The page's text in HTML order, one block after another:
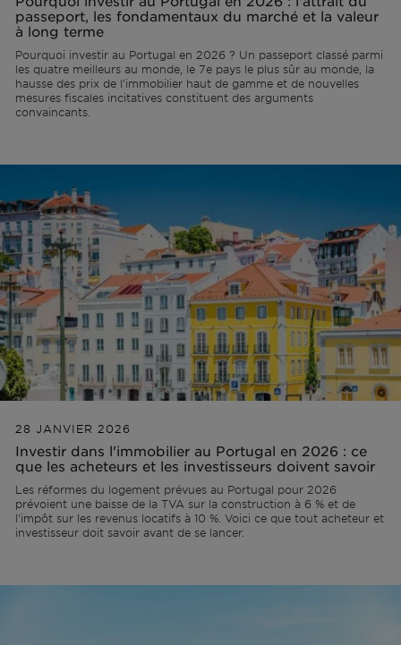
passeport, les fondamentaux du marché et la valeur
à long terme
Pourquoi investir au Portugal en 2026 ? Un passeport classé parmi
les quatre meilleurs au monde, le 7e pays le plus sûr au monde, la
hausse des prix de l'immobilier haut de gamme et de nouvelles
mesures fiscales incitatives constituent des arguments
convaincants.
28 JANVIER 2026
Investir dans l'immobilier au Portugal en 2026 : ce
que les acheteurs et les investisseurs doivent savoir
Les réformes du logement prévues au Portugal pour 2026
prévoient une baisse de la TVA sur la construction à 6 % et de
l'impôt sur les revenus locatifs à 10 %. Voici ce que tout acheteur et
investisseur doit savoir avant de se lancer.
Lisbonne
Algarve
Porto
Ibiza
Sintra
Hors marché
Toutes les propriétés
Permis AL
Tous les investissements
Foire aux questions
Portugal
L'équipe
Articles
EN